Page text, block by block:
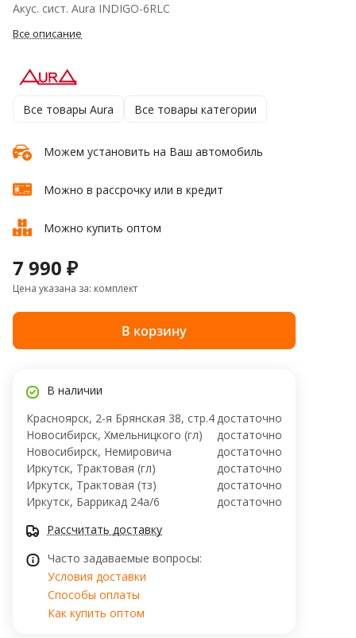
Акус. сист. Aura INDIGO-6RLC
Все описание
Все товары Aura Все товары категории
Можем установить на Ваш автомобиль
Можно в рассрочку или в кредит
Можно купить оптом
7 990 ₽
Цена указана за: комплект
В корзину
В наличии
Красноярск, 2-я Брянская 38, стр.4достаточно
Новосибирск, Хмельницкого (гл)
достаточно
Новосибирск, ​Немировича
достаточно
Иркутск, Трактовая (гл)
достаточно
Иркутск, Трактовая (тз)
достаточно
Иркутск, ​Баррикад 24а/6
достаточно
Рассчитать доставку
Часто задаваемые вопросы:
Условия доставки
Способы оплаты
Как купить оптом